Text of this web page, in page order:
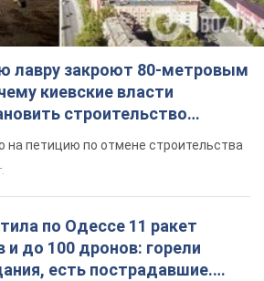
лавру закроют 80-метровым
киевские власти
строительство
верующего"
на петицию по отмене строительства
по Одессе 11 ракет
и до 100 дронов: горели
есть пострадавшие.